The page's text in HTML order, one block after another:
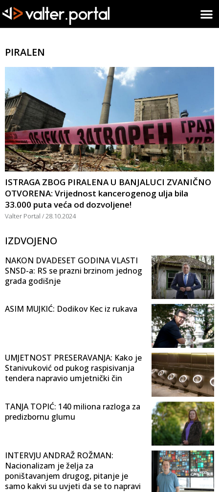
PIRALEN
ISTRAGA ZBOG PIRALENA U BANJALUCI ZVANIČNO
OTVORENA: Vrijednost kancerogenog ulja bila
33.000 puta veća od dozvoljene!
Valter Portal 28.10.2024
IZDVOJENO
NAKON DVADESET GODINA VLASTI
SNSD-a: RS se prazni brzinom jednog
grada godišnje
ASIM MUJKIĆ: Dodikov Kec iz rukava
UMJETNOST PRESERAVANJA: Kako je
Stanivuković od pukog raspisivanja
tendera napravio umjetnički čin
TANJA TOPIĆ: 140 miliona razloga za
predizbornu glumu
INTERVJU ANDRAŽ ROŽMAN:
Nacionalizam je želja za
poništavanjem drugog, pitanje je
samo kakvi su uvjeti da se to napravi